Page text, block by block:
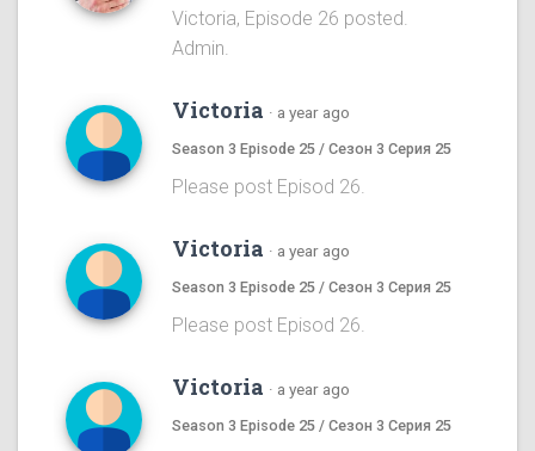
Victoria, Episode 26 posted.
Admin.
Victoria · a year ago
Season 3 Episode 25 / Сезон 3 Серия 25
Please post Episod 26.
Victoria · a year ago
Season 3 Episode 25 / Сезон 3 Серия 25
Please post Episod 26.
Victoria · a year ago
Season 3 Episode 25 / Сезон 3 Серия 25